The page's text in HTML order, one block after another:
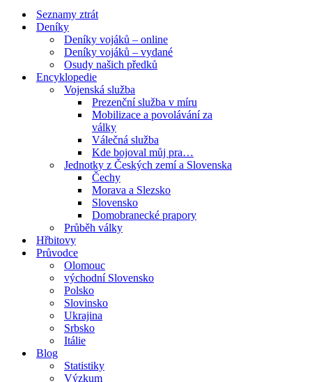
Seznamy ztrát
Deníky
Deníky vojáků – online
Deníky vojáků – vydané
Osudy našich předků
Encyklopedie
Vojenská služba
Prezenční služba v míru
Mobilizace a povolávání za
války
Válečná služba
Kde bojoval můj pra…
Jednotky z Českých zemí a Slovenska
Čechy
Morava a Slezsko
Slovensko
Domobranecké prapory
Průběh války
Hřbitovy
Průvodce
Olomouc
východní Slovensko
Polsko
Slovinsko
Ukrajina
Srbsko
Itálie
Blog
Statistiky
Výzkum